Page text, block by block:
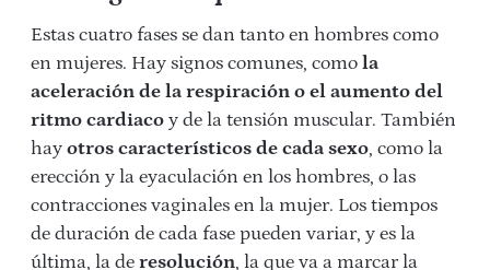
Estas cuatro fases se dan tanto en hombres como
en mujeres. Hay signos comunes, como la
aceleración de la respiración o el aumento del
ritmo cardiaco y de la tensión muscular. También
hay otros característicos de cada sexo, como la
erección y la eyaculación en los hombres, o las
contracciones vaginales en la mujer. Los tiempos
de duración de cada fase pueden variar, y es la
última, la de resolución, la que va a marcar la